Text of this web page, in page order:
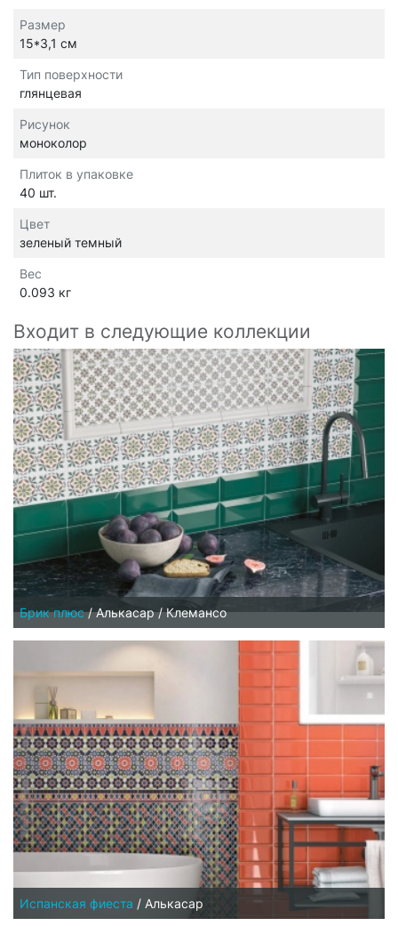
Размер
15*3,1 см
Тип поверхности
глянцевая
Рисунок
моноколор
Плиток в упаковке
40 шт.
Цвет
зеленый темный
Вес
0.093 кг
Входит в следующие коллекции
Брик плюс / Алькасар / Клемансо
Испанская фиеста / Алькасар